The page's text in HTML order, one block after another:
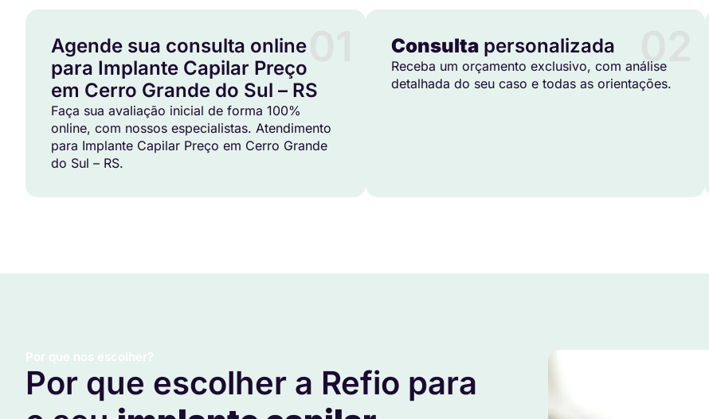
Agende sua consulta online
para Implante Capilar Preço
em Cerro Grande do Sul – RS
Faça sua avaliação inicial de forma 100%
online, com nossos especialistas. Atendimento
para Implante Capilar Preço em Cerro Grande
do Sul – RS.
02
Consultapersonalizada
Receba um orçamento exclusivo, com análise
detalhada do seu caso e todas as orientações.
Por que nos escolher?
Por que escolher a Refio para